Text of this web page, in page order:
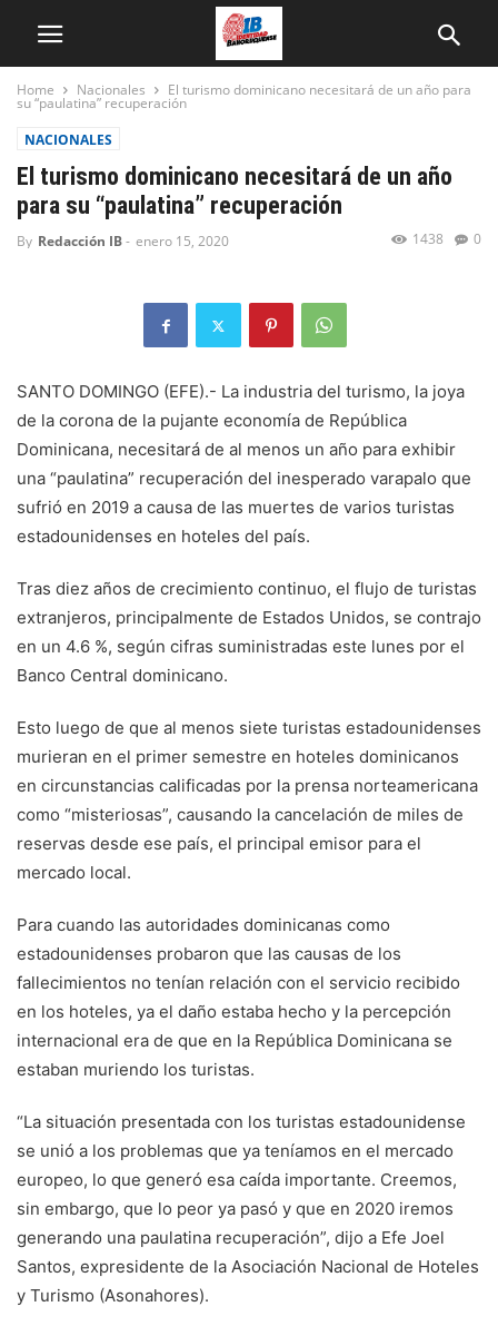
Home Nacionales El turismo dominicano necesitará de un año para
su “paulatina” recuperación
NACIONALES
El turismo dominicano necesitará de un año
para su “paulatina” recuperación
By Redacción IB- enero 15, 2020 0
1438
SANTO DOMINGO (EFE).- La industria del turismo, la joya
de la corona de la pujante economía de República
Dominicana, necesitará de al menos un año para exhibir
una “paulatina” recuperación del inesperado varapalo que
sufrió en 2019 a causa de las muertes de varios turistas
estadounidenses en hoteles del país.
Tras diez años de crecimiento continuo, el flujo de turistas
extranjeros, principalmente de Estados Unidos, se contrajo
en un 4.6 %, según cifras suministradas este lunes por el
Banco Central dominicano.
Esto luego de que al menos siete turistas estadounidenses
murieran en el primer semestre en hoteles dominicanos
en circunstancias calificadas por la prensa norteamericana
como “misteriosas”, causando la cancelación de miles de
reservas desde ese país, el principal emisor para el
mercado local.
Para cuando las autoridades dominicanas como
estadounidenses probaron que las causas de los
fallecimientos no tenían relación con el servicio recibido
en los hoteles, ya el daño estaba hecho y la percepción
internacional era de que en la República Dominicana se
estaban muriendo los turistas.
“La situación presentada con los turistas estadounidense
se unió a los problemas que ya teníamos en el mercado
europeo, lo que generó esa caída importante. Creemos,
sin embargo, que lo peor ya pasó y que en 2020 iremos
generando una paulatina recuperación”, dijo a Efe Joel
Santos, expresidente de la Asociación Nacional de Hoteles
y Turismo (Asonahores).